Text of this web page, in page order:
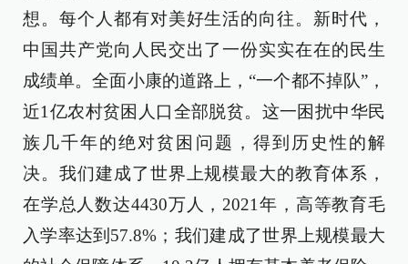
想。每个人都有对美好生活的向往。新时代，
中国共产党向人民交出了一份实实在在的民生
成绩单。全面小康的道路上，“一个都不掉队”，
近1亿农村贫困人口全部脱贫。这一困扰中华民
族几千年的绝对贫困问题，得到历史性的解
决。我们建成了世界上规模最大的教育体系，
在学总人数达4430万人，2021年，高等教育毛
入学率达到57.8%；我们建成了世界上规模最大